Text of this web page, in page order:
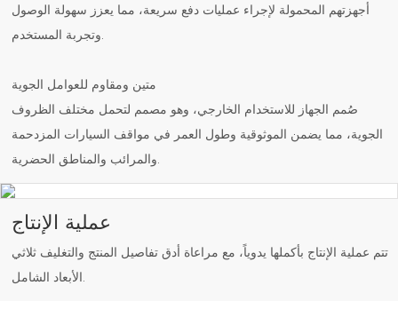
أجهزتهم المحمولة لإجراء عمليات دفع سريعة، مما يعزز سهولة الوصول
متين ومقاوم للعوامل الجوية
صُمم الجهاز للاستخدام الخارجي، وهو مصمم لتحمل مختلف الظروف
الجوية، مما يضمن الموثوقية وطول العمر في مواقف السيارات المزدحمة
عملية الإنتاج
تتم عملية الإنتاج بأكملها يدوياً، مع مراعاة أدق تفاصيل المنتج والتغليف ثلاثي
الأبعاد الشامل.